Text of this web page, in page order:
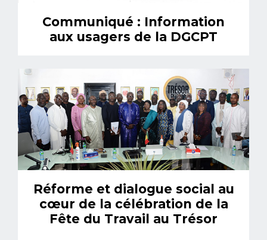
Communiqué : Information
aux usagers de la DGCPT
Réforme et dialogue social au
cœur de la célébration de la
Fête du Travail au Trésor